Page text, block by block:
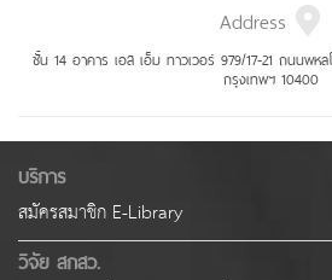
Address
ชั้น 14 อาคาร เอส เอ็ม ทาวเวอร์ 979/17-21 ถนนพห
กรุงเทพฯ 10400
บริการ
สมัครสมาชิก E-Library
วิจัย สกสว.